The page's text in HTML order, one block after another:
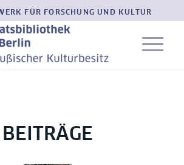
FÜR FORSCHUNG UND KULTUR
BEITRÄGE